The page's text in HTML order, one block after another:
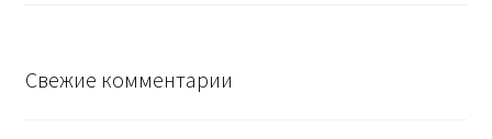
Свежие комментарии